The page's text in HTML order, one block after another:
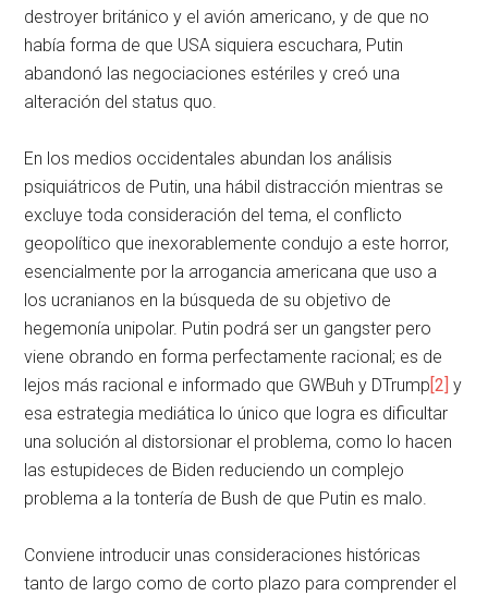
destroyer británico y el avión americano, y de que no
había forma de que USA siquiera escuchara, Putin
abandonó las negociaciones estériles y creó una
alteración del status quo.
En los medios occidentales abundan los análisis
psiquiátricos de Putin, una hábil distracción mientras se
excluye toda consideración del tema, el conflicto
geopolítico que inexorablemente condujo a este horror,
esencialmente por la arrogancia americana que uso a
los ucranianos en la búsqueda de su objetivo de
hegemonía unipolar. Putin podrá ser un gangster pero
viene obrando en forma perfectamente racional; es de
lejos más racional e informado que GWBuh y DTrump[2] y
esa estrategia mediática lo único que logra es dificultar
una solución al distorsionar el problema, como lo hacen
las estupideces de Biden reduciendo un complejo
problema a la tontería de Bush de que Putin es malo.
Conviene introducir unas consideraciones históricas
tanto de largo como de corto plazo para comprender el